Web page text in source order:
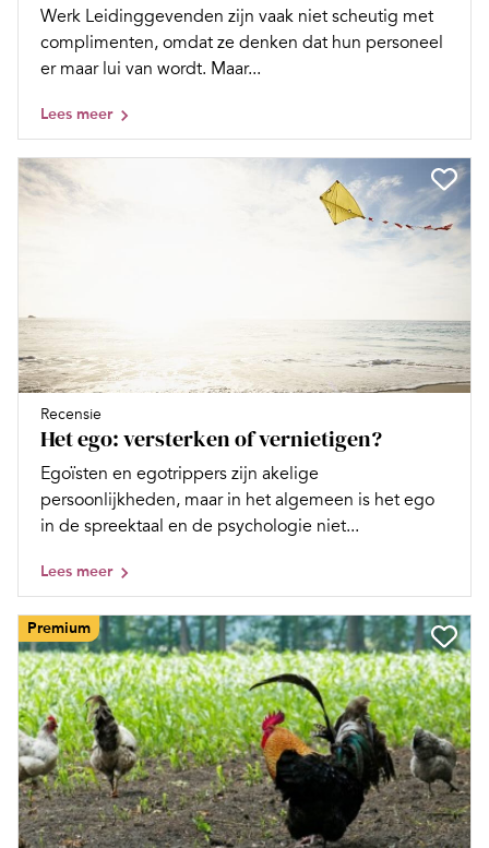
Werk Leidinggevenden zijn vaak niet scheutig met
complimenten, omdat ze denken dat hun personeel
er maar lui van wordt. Maar...
Lees meer
Recensie
Het ego: versterken of vernietigen?
Egoïsten en egotrippers zijn akelige
persoonlijkheden, maar in het algemeen is het ego
in de spreektaal en de psychologie niet...
Lees meer
Premium